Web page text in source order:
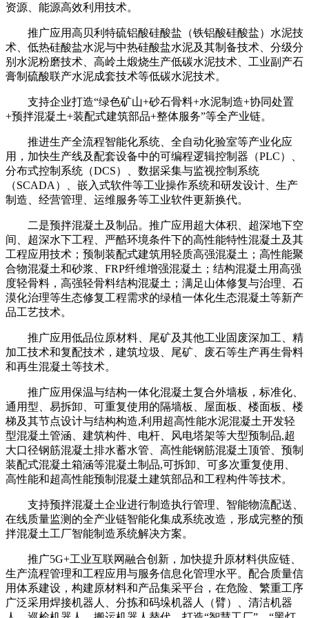
资源、能源高效利用技术。
推广应用高贝利特硫铝酸硅酸盐（铁铝酸硅酸盐）水泥技
术、低热硅酸盐水泥与中热硅酸盐水泥及其制备技术、分级分
别水泥粉磨技术、高岭土煅烧生产低碳水泥技术、工业副产石
膏制硫酸联产水泥成套技术等低碳水泥技术。
支持企业打造“绿色矿山+砂石骨料+水泥制造+协同处置
+预拌混凝土+装配式建筑部品+整体服务”等全产业链。
推进生产全流程智能化系统、全自动化验室等产业化应
用，加快生产线及配套设备中的可编程逻辑控制器（PLC）、
分布式控制系统（DCS）、数据采集与监视控制系统
（SCADA）、嵌入式软件等工业操作系统和研发设计、生产
制造、经营管理、运维服务等工业软件更新换代。
二是预拌混凝土及制品。推广应用超大体积、超深地下空
间、超深水下工程、严酷环境条件下的高性能特性混凝土及其
工程应用技术；预制装配式建筑用轻质高强混凝土；高性能聚
合物混凝土和砂浆、FRP纤维增强混凝土；结构混凝土用高强
度轻骨料，高强轻骨料结构混凝土；满足山体修复与治理、石
漠化治理等生态修复工程需求的绿植一体化生态混凝土等新产
品工艺技术。
推广应用低品位原材料、尾矿及其他工业固废深加工、精
加工技术和复配技术，建筑垃圾、尾矿、废石等生产再生骨料
和再生混凝土等技术。
推广应用保温与结构一体化混凝土复合外墙板，标准化、
通用型、易拆卸、可重复使用的隔墙板、屋面板、楼面板、楼
梯及其节点设计与结构构造,利用超高性能水泥混凝土开发轻
型混凝土管涵、建筑构件、电杆、风电塔架等大型预制品,超
大口径钢筋混凝土排水蓄水管、高性能钢筋混凝土顶管、预制
装配式混凝土箱涵等混凝土制品,可拆卸、可多次重复使用、
高性能和超高性能预制混凝土建筑部品和工程构件等技术。
支持预拌混凝土企业进行制造执行管理、智能物流配送、
在线质量监测的全产业链智能化集成系统改造，形成完整的预
拌混凝土工厂智能制造系统解决方案。
推广5G+工业互联网融合创新，加快提升原材料供应链、
生产流程管理和工程应用与服务信息化管理水平。配合质量信
用体系建设，构建原材料和产品集采平台，在危险、繁重工序
广泛采用焊接机器人、分拣和码垛机器人（臂）、清洁机器